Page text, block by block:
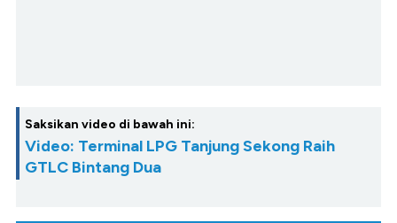
Saksikan video di bawah ini:
Video: Terminal LPG Tanjung Sekong Raih
GTLC Bintang Dua